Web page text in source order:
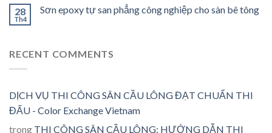
28
Th4
Sơn epoxy tự san phẳng công nghiệp cho sàn bê tông
RECENT COMMENTS
DỊCH VỤ THI CÔNG SÂN CẦU LÔNG ĐẠT CHUẨN THI
ĐẤU - Color Exchange Vietnam
trong THI CÔNG SÂN CẦU LÔNG: HƯỚNG DẪN THI